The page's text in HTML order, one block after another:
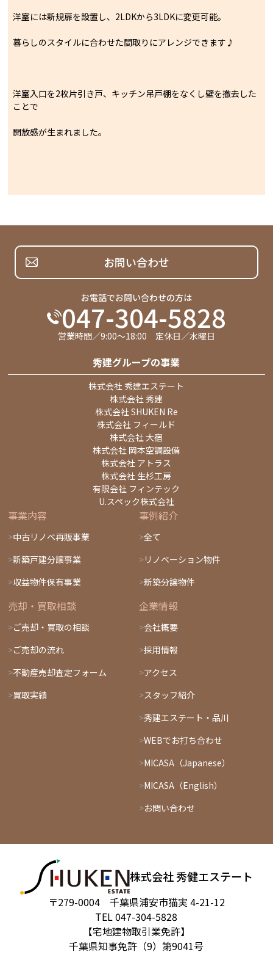
洋室には新規扉を設置し、2LDKから3LDKに変更可能。
暮らしのスタイルに合わせた間取りにアレンジできます♪
洋室入口を2枚片引き戸、キッチン吊戸棚をなくし壁を撤去した
ことで
開放感が生まれました。
お問い合わせ
お電話でお問い合わせの方は
047-304-5828
営業時間／9:00～18:00 定休日／水曜日
秀建グループの事業
株式会社 秀建エステート
株式会社 秀建
株式会社 SHUKEN Re
株式会社 フィールド
株式会社 大宿
株式会社 岡本空調設備
株式会社 アトラス
株式会社 生杉工房
有限会社 フィンテック
U.スペック株式会社
事業内容
中古リノベ再販事業
新築戸建分譲事業
収益物件保有事業
事例紹介
全て
リノベーション物件
新築分譲物件
売却・買取相談
ご売却・買取の相談
ご売却の流れ
不動産売却査定フォーム
買取実績
企業情報
会社概要
採用情報
アクセス
スタッフ紹介
秀建エステート・品川
WEBでお打ち合わせ
MICASA（Japanese）
MICASA（English）
お問い合わせ
株式会社 秀健エステート
〒279-0004 千葉県浦安市猫実 4-21-12
TEL 047-304-5828
【宅地建物取引業免許】
千葉県知事免許（9）第9041号